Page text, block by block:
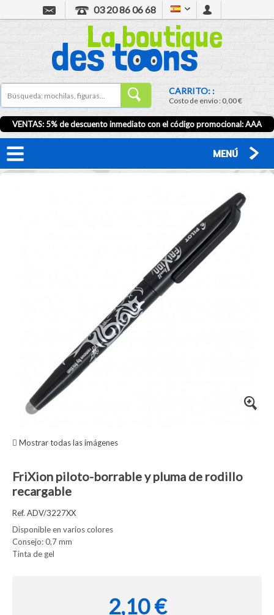
03 20 86 06 68
CARRITO: :
Costo de envío :0,00 €
VENTAS: 5% de descuento inmediato con el código promocional:AAA
MENÚ
Mostrar todas las imágenes
FriXion piloto-borrable y pluma de rodillo
recargable
Ref. ADV/3227XX
Disponible en varios colores
Consejo: 0,7 mm
Tinta de gel
2,10 €